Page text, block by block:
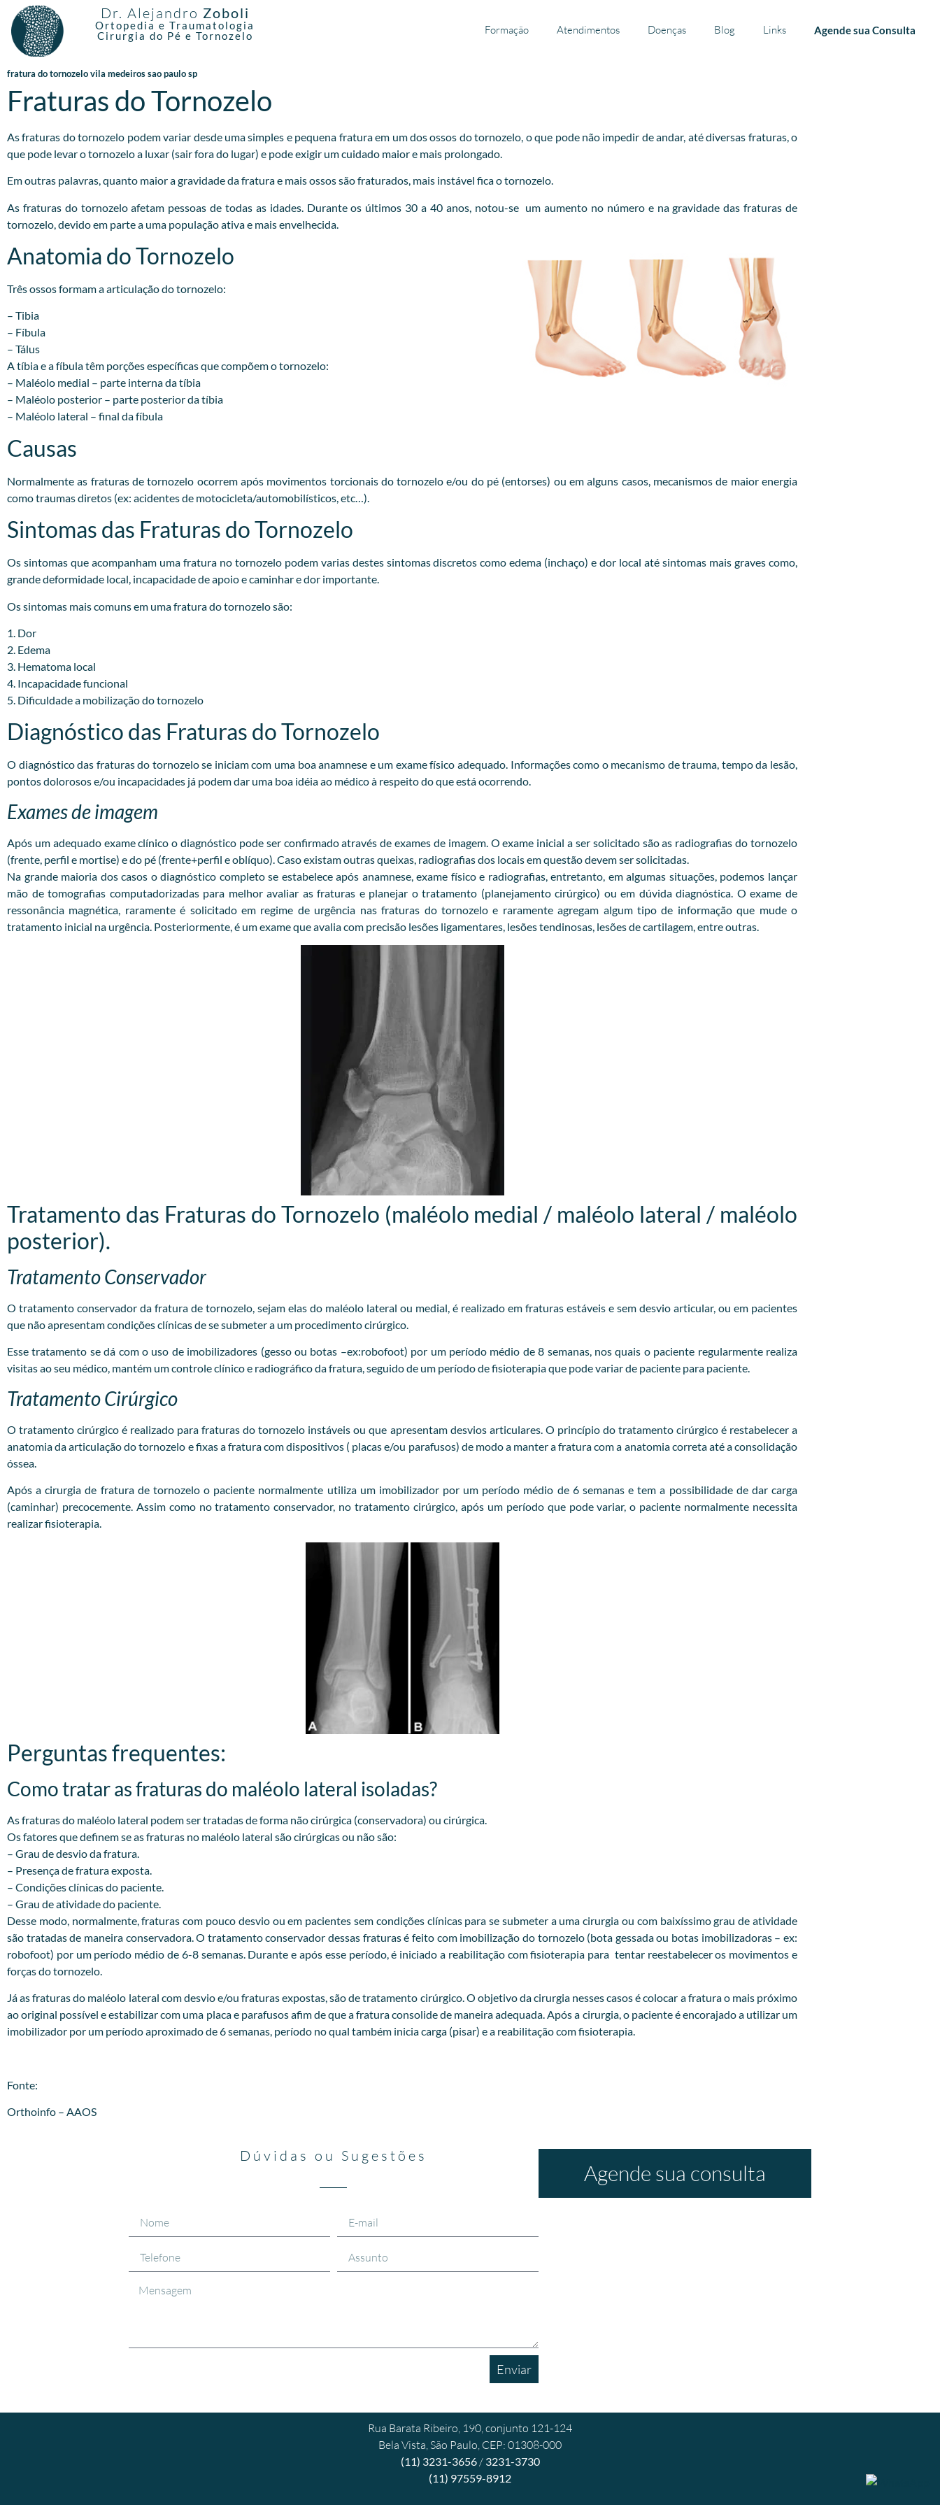
Dr. Alejandro Zoboli
Ortopedia e Traumatologia
Cirurgia do Pé e Tornozelo
Formação Atendimentos Doenças Blog Links Agende sua Consulta
fratura do tornozelo vila medeiros sao paulo sp
Fraturas do Tornozelo
As fraturas do tornozelo podem variar desde uma simples e pequena fratura em um dos ossos do tornozelo, o que pode não impedir de andar, até diversas fraturas, o
que pode levar o tornozelo a luxar (sair fora do lugar) e pode exigir um cuidado maior e mais prolongado.
Em outras palavras, quanto maior a gravidade da fratura e mais ossos são fraturados, mais instável fica o tornozelo.
As fraturas do tornozelo afetam pessoas de todas as idades. Durante os últimos 30 a 40 anos, notou-se um aumento no número e na gravidade das fraturas de
tornozelo, devido em parte a uma população ativa e mais envelhecida.
Anatomia do Tornozelo
Três ossos formam a articulação do tornozelo:
– Tibia
– Fíbula
– Tálus
A tíbia e a fíbula têm porções específicas que compõem o tornozelo:
– Maléolo medial – parte interna da tíbia
– Maléolo posterior – parte posterior da tíbia
– Maléolo lateral – final da fíbula
Causas
Normalmente as fraturas de tornozelo ocorrem após movimentos torcionais do tornozelo e/ou do pé (entorses) ou em alguns casos, mecanismos de maior energia
como traumas diretos (ex: acidentes de motocicleta/automobilísticos, etc…).
Sintomas das Fraturas do Tornozelo
Os sintomas que acompanham uma fratura no tornozelo podem varias destes sintomas discretos como edema (inchaço) e dor local até sintomas mais graves como,
grande deformidade local, incapacidade de apoio e caminhar e dor importante.
Os sintomas mais comuns em uma fratura do tornozelo são:
1. Dor
2. Edema
3. Hematoma local
4. Incapacidade funcional
5. Dificuldade a mobilização do tornozelo
Diagnóstico das Fraturas do Tornozelo
O diagnóstico das fraturas do tornozelo se iniciam com uma boa anamnese e um exame físico adequado. Informações como o mecanismo de trauma, tempo da lesão,
pontos dolorosos e/ou incapacidades já podem dar uma boa idéia ao médico à respeito do que está ocorrendo.
Exames de imagem
Após um adequado exame clínico o diagnóstico pode ser confirmado através de exames de imagem. O exame inicial a ser solicitado são as radiografias do tornozelo
(frente, perfil e mortise) e do pé (frente+perfil e oblíquo). Caso existam outras queixas, radiografias dos locais em questão devem ser solicitadas.
Na grande maioria dos casos o diagnóstico completo se estabelece após anamnese, exame físico e radiografias, entretanto, em algumas situações, podemos lançar
mão de tomografias computadorizadas para melhor avaliar as fraturas e planejar o tratamento (planejamento cirúrgico) ou em dúvida diagnóstica. O exame de
ressonância magnética, raramente é solicitado em regime de urgência nas fraturas do tornozelo e raramente agregam algum tipo de informação que mude o
tratamento inicial na urgência. Posteriormente, é um exame que avalia com precisão lesões ligamentares, lesões tendinosas, lesões de cartilagem, entre outras.
Tratamento das Fraturas do Tornozelo (maléolo medial / maléolo lateral / maléolo
posterior).
Tratamento Conservador
O tratamento conservador da fratura de tornozelo, sejam elas do maléolo lateral ou medial, é realizado em fraturas estáveis e sem desvio articular, ou em pacientes
que não apresentam condições clínicas de se submeter a um procedimento cirúrgico.
Esse tratamento se dá com o uso de imobilizadores (gesso ou botas –ex:robofoot) por um período médio de 8 semanas, nos quais o paciente regularmente realiza
visitas ao seu médico, mantém um controle clínico e radiográfico da fratura, seguido de um período de fisioterapia que pode variar de paciente para paciente.
Tratamento Cirúrgico
O tratamento cirúrgico é realizado para fraturas do tornozelo instáveis ou que apresentam desvios articulares. O princípio do tratamento cirúrgico é restabelecer a
anatomia da articulação do tornozelo e fixas a fratura com dispositivos ( placas e/ou parafusos) de modo a manter a fratura com a anatomia correta até a consolidação
óssea.
Após a cirurgia de fratura de tornozelo o paciente normalmente utiliza um imobilizador por um período médio de 6 semanas e tem a possibilidade de dar carga
(caminhar) precocemente. Assim como no tratamento conservador, no tratamento cirúrgico, após um período que pode variar, o paciente normalmente necessita
realizar fisioterapia.
Perguntas frequentes:
Como tratar as fraturas do maléolo lateral isoladas?
As fraturas do maléolo lateral podem ser tratadas de forma não cirúrgica (conservadora) ou cirúrgica.
Os fatores que definem se as fraturas no maléolo lateral são cirúrgicas ou não são:
– Grau de desvio da fratura.
– Presença de fratura exposta.
– Condições clínicas do paciente.
– Grau de atividade do paciente.
Desse modo, normalmente, fraturas com pouco desvio ou em pacientes sem condições clínicas para se submeter a uma cirurgia ou com baixíssimo grau de atividade
são tratadas de maneira conservadora. O tratamento conservador dessas fraturas é feito com imobilização do tornozelo (bota gessada ou botas imobilizadoras – ex:
robofoot) por um período médio de 6-8 semanas. Durante e após esse período, é iniciado a reabilitação com fisioterapia para tentar reestabelecer os movimentos e
forças do tornozelo.
Já as fraturas do maléolo lateral com desvio e/ou fraturas expostas, são de tratamento cirúrgico. O objetivo da cirurgia nesses casos é colocar a fratura o mais próximo
ao original possível e estabilizar com uma placa e parafusos afim de que a fratura consolide de maneira adequada. Após a cirurgia, o paciente é encorajado a utilizar um
imobilizador por um período aproximado de 6 semanas, período no qual também inicia carga (pisar) e a reabilitação com fisioterapia.
Fonte:
Orthoinfo – AAOS
Dúvidas ou Sugestões
Enviar
Agende sua consulta
Rua Barata Ribeiro, 190, conjunto 121-124
Bela Vista, São Paulo, CEP: 01308-000
(11) 3231-3656/ 3231-3730
(11) 97559-8912